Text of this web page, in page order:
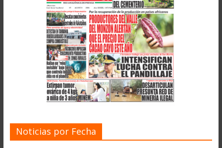
Noticias por Fecha